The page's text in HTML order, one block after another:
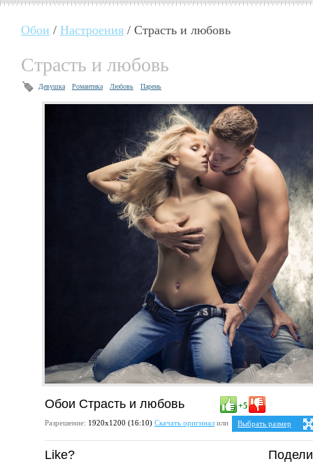
Обои / Настроения / Страсть и любовь
Страсть и любовь
Девушка Романтика Любовь Парень
Обои Страсть и любовь +5
Разрешение: 1920х1200 (16:10) Скачать оригиналили
Выбрать размер
Ваше разрешение:Не
1280x1024
Like?